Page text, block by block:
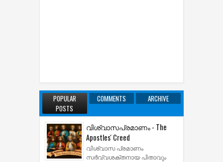
POPULAR
POSTS
COMMENTS ARCHIVE
വിശ്വാസപ്രമാണം - The
Apostles' Creed
വിശ്വാസ പ്രമാണം
സര്‍വ്വശക്തനായ പിതാവും